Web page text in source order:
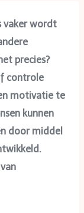
vaker wordt
precies?
controle
motivatie te
kunnen
door middel